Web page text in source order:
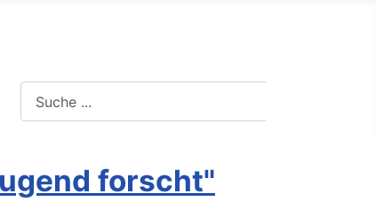
forscht"